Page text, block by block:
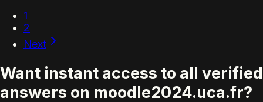
1
2
Next
Want instant access to all verified
answers on moodle2024.uca.fr?